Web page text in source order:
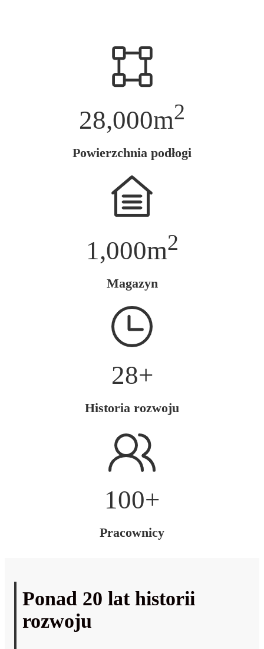
28,000m2
Powierzchnia podłogi
1,000m2
Magazyn
28+
Historia rozwoju
100+
Pracownicy
Ponad 20 lat historii
rozwoju